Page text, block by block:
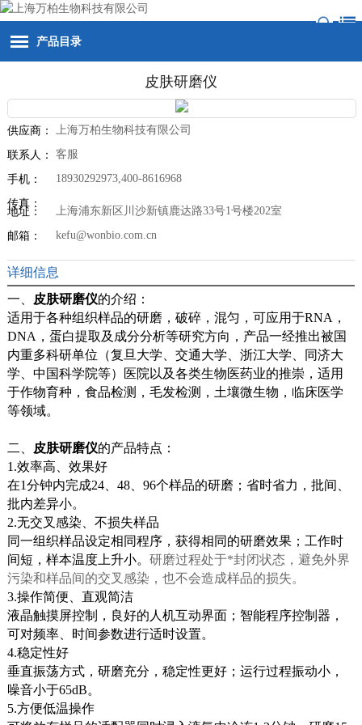
产品目录
皮肤研磨仪
供应商： 上海万柏生物科技有限公司
联系人： 客服
手机： 18930292973,400-8616968
传真：
地址： 上海浦东新区川沙新镇鹿达路33号1号楼202室
邮箱： kefu@wonbio.com.cn
详细信息
一、
皮肤研磨仪的介绍：
适用于各种组织样品的研磨，破碎，混匀，可应用于RNA，
DNA，蛋白提取及成分分析等研究方向，产品一经推出被国
内重多科研单位（复旦大学、交通大学、浙江大学、同济大
学、中国科学院等）医院以及各类生物医药业的推崇，适用
于作物育种，食品检测，毛发检测，土壤微生物，临床医学
等领域。
二、 皮肤研磨仪的产品特点：
1.效率高、效果好
在1分钟内完成24、48、96个样品的研磨；省时省力，批间、
批内差异小。
2.无交叉感染、不损失样品
同一组织样品设定相同程序，获得相同的研磨效果；工作时
间短，样本温度上升小。 研磨过程处于*封闭状态，避免外界
污染和样品间的交叉感染，也不会造成样品的损失。
3.操作简便、直观简洁
液晶触摸屏控制，良好的人机互动界面；智能程序控制器，
可对频率、时间参数进行适时设置。
4.稳定性好
垂直振荡方式，研磨充分，稳定性更好；运行过程振动小，
噪音小于65dB。
5.方便低温操作